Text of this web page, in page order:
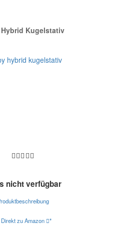
Kugelstativ
nicht verfügbar
zu Amazon *